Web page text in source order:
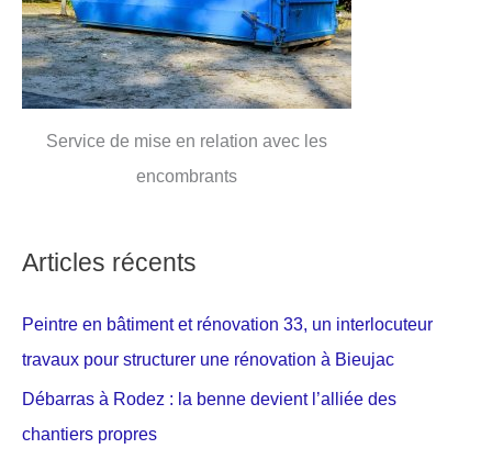
Service de mise en relation avec les
encombrants
Articles récents
Peintre en bâtiment et rénovation 33, un interlocuteur
travaux pour structurer une rénovation à Bieujac
Débarras à Rodez : la benne devient l’alliée des
chantiers propres